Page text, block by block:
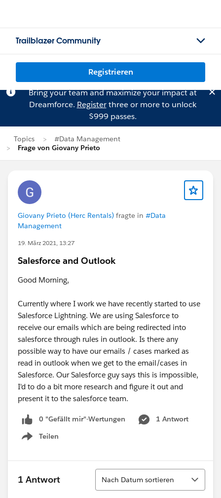
Trailblazer Community
Registrieren
Bring your team and maximize your impact at
Dreamforce. Registerthree or more to unlock
$999 passes.
Topics
#Data Management
Frage von Giovany Prieto
Giovany Prieto (Herc Rentals) fragte in #Data
Management
19. März 2021, 13:27
Salesforce and Outlook
Good Morning,
Currently where I work we have recently started to use
Salesforce Lightning. We are using Salesforce to
receive our emails which are being redirected into
salesforce through rules in outlook. Is there any
possible way to have our emails / cases marked as
read in outlook when we get to the email/cases in
Salesforce. Our Salesforce guy says this is impossible,
I'd to do a bit more research and figure it out and
present it to the salesforce team.
0 "Gefällt mir"-Wertungen
1 Antwort
Teilen
Show menu
1 Antwort
Sortieren
Nach Datum sortieren